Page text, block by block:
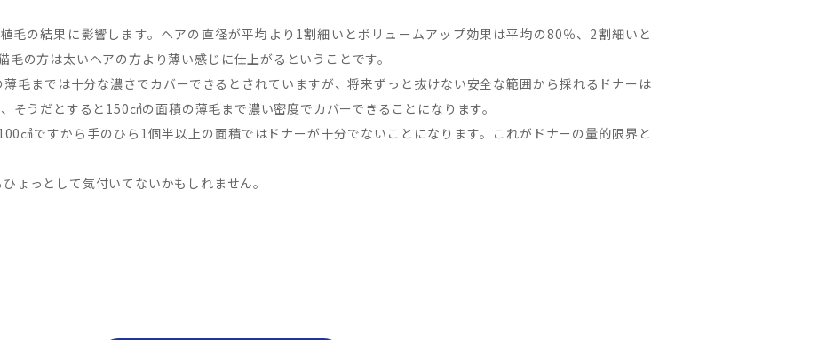
毛の結果に影響します。ヘアの直径が平均より1割細いとボリュームアップ効果は平均の80％、2割細いと
毛の方は太いヘアの方より薄い感じに仕上がるということです。
薄毛までは十分な濃さでカバーできるとされていますが、将来ずっと抜けない安全な範囲から採れるドナーは
そうだとすると150㎠の面積の薄毛まで濃い密度でカバーできることになります。
㎠ですから手のひら1個半以上の面積ではドナーが十分でないことになります。これがドナーの量的限界と
ょっとして気付いてないかもしれません。